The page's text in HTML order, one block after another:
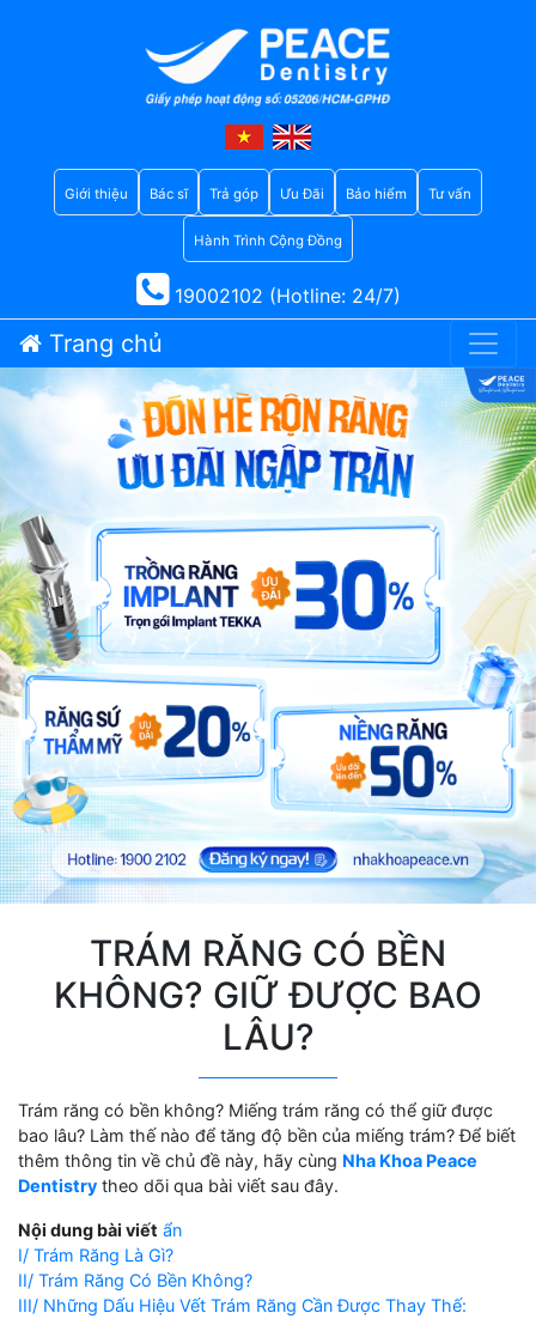
Giới thiệu Bác sĩ Trả góp Ưu Đãi Bảo hiểm Tư vấn
Hành Trình Cộng Đồng
19002102 (Hotline: 24/7)
Trang chủ
TRÁM RĂNG CÓ BỀN
KHÔNG? GIỮ ĐƯỢC BAO
LÂU?
Trám răng có bền không? Miếng trám răng có thể giữ được
bao lâu? Làm thế nào để tăng độ bền của miếng trám? Để biết
thêm thông tin về chủ đề này, hãy cùng Nha Khoa Peace
Dentistry theo dõi qua bài viết sau đây.
Nội dung bài viết ẩn
I/ Trám Răng Là Gì?
II/ Trám Răng Có Bền Không?
III/ Những Dấu Hiệu Vết Trám Răng Cần Được Thay Thế: